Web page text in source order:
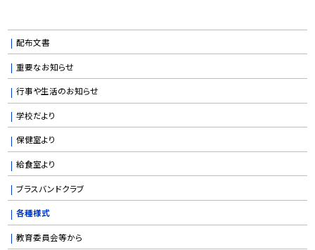
配布文書
重要なお知らせ
行事や生活のお知らせ
学校だより
保健室より
給食室より
ブラスバンドクラブ
各種様式
教育委員会等から